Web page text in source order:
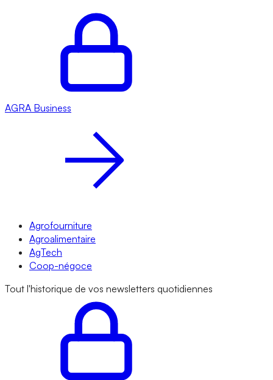
AGRA Business
Agrofourniture
Agroalimentaire
AgTech
Coop-négoce
Tout l'historique de vos newsletters quotidiennes